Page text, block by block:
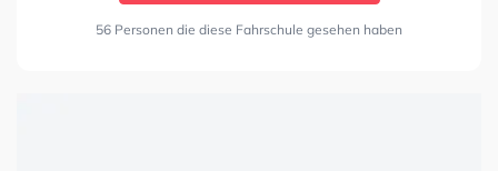
56 Personen die diese Fahrschule gesehen haben